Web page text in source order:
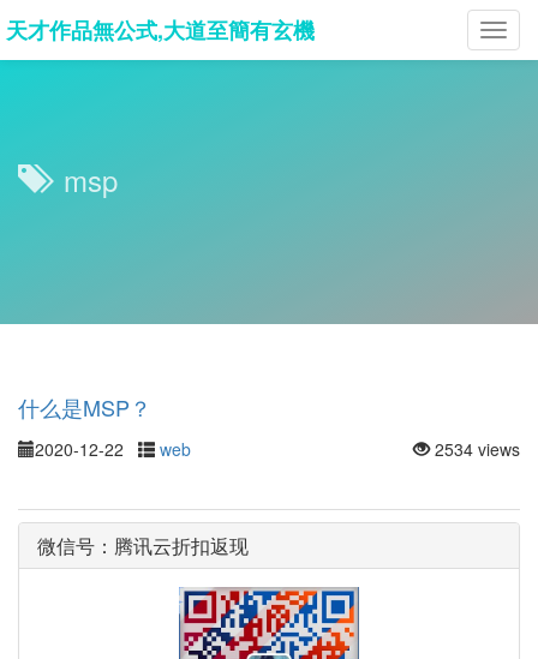
天才作品無公式,大道至簡有玄機
msp
什么是MSP？
2020-12-22 web 2534 views
微信号：腾讯云折扣返现